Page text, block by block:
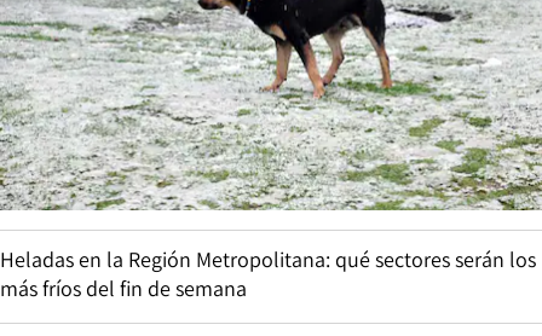
Heladas en la Región Metropolitana: qué sectores serán los
más fríos del fin de semana